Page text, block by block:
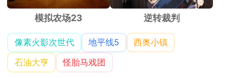
模拟农场23 逆转裁判
像素火影次世代 地平线5
西奥小镇
石油大亨
怪胎马戏团